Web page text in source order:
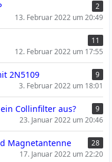
2
13. Februar 2022 um 20:49
11
12. Februar 2022 um 17:55
2N5109
9
3. Februar 2022 um 18:01
Collinfilter aus?
9
23. Januar 2022 um 20:46
Magnetantenne
28
17. Januar 2022 um 22:20